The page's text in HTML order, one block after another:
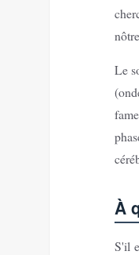
Le
À
S'il